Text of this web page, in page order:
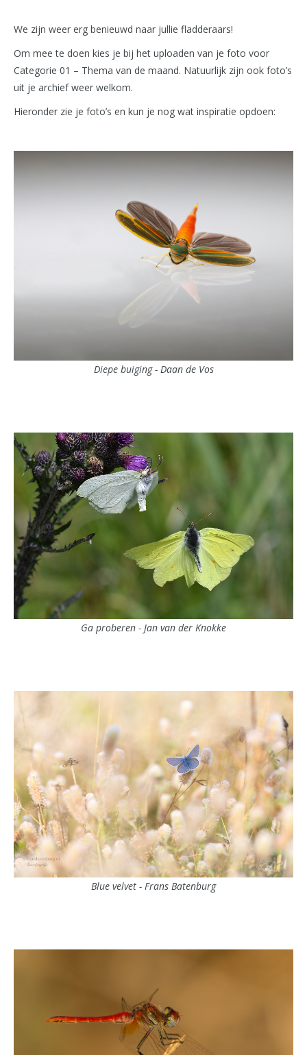
We zijn weer erg benieuwd naar jullie fladderaars!
Om mee te doen kies je bij het uploaden van je foto voor
Categorie 01 – Thema van de maand. Natuurlijk zijn ook foto’s
uit je archief weer welkom.
Hieronder zie je foto’s en kun je nog wat inspiratie opdoen:
Diepe buiging - Daan de Vos
Ga proberen - Jan van der Knokke
Blue velvet - Frans Batenburg